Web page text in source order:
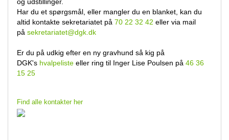
og udstillinger.
Har du et spørgsmål, eller mangler du en blanket, kan du
altid kontakte sekretariatet på 70 22 32 42 eller via mail
på sekretariatet@dgk.dk
Er du på udkig efter en ny gravhund så kig på
DGK's hvalpelisteeller ring til Inger Lise Poulsen på 46 36
15 25
Find alle kontakter her